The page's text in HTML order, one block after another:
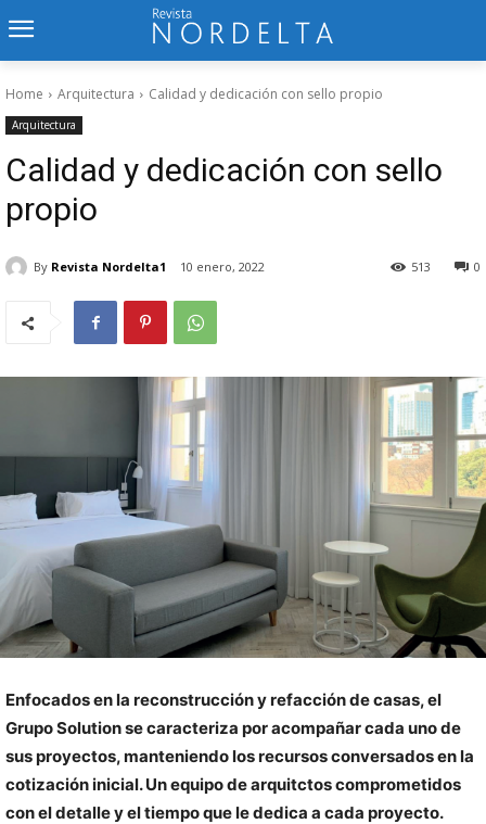
Home Arquitectura Calidad y dedicación con sello propio
Arquitectura
Calidad y dedicación con sello
propio
By Revista Nordelta1 10 enero, 2022 0
513
Enfocados en la reconstrucción y refacción de casas, el
Grupo Solution se caracteriza por acompañar cada uno de
sus proyectos, manteniendo los recursos conversados en la
cotización inicial. Un equipo de arquitctos comprometidos
con el detalle y el tiempo que le dedica a cada proyecto.